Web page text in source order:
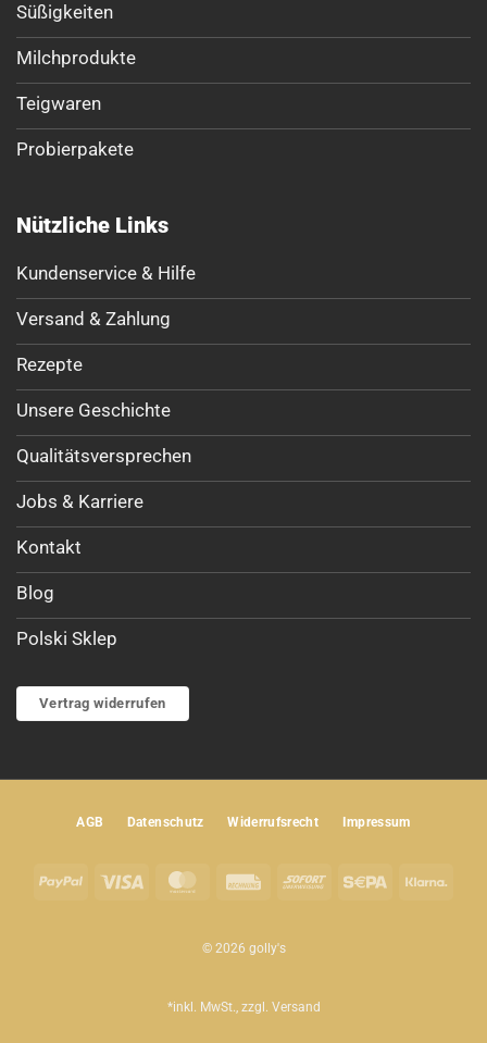
Süßigkeiten
Milchprodukte
Teigwaren
Probierpakete
Nützliche Links
Kundenservice & Hilfe
Versand & Zahlung
Rezepte
Unsere Geschichte
Qualitätsversprechen
Jobs & Karriere
Kontakt
Blog
Polski Sklep
Vertrag widerrufen
AGB Datenschutz Widerrufsrecht Impressum
PayPal Visa MasterCardRechungSofort Sepa
© 2026 golly's
*inkl. MwSt., zzgl. Versand